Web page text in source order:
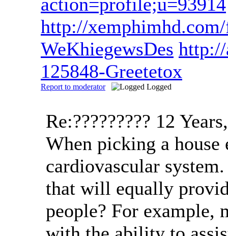
http://
WeKhiegewsDes
125848-Greetetox
Report to moderator Logged
Re:????????? 12
When picking a
cardiovascular
that will equally
people? For example,